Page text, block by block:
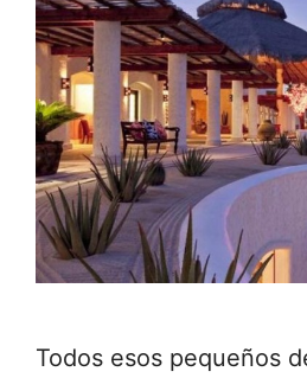
Todos esos pequeños